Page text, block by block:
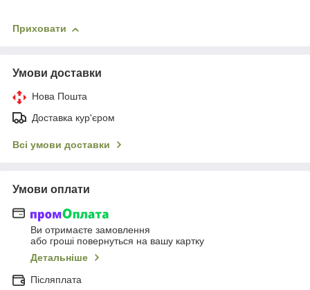
Приховати
Умови доставки
Нова Пошта
Доставка кур'єром
Всі умови доставки
Умови оплати
Ви отримаєте замовлення
або гроші повернуться на вашу картку
Детальніше
Післяплата